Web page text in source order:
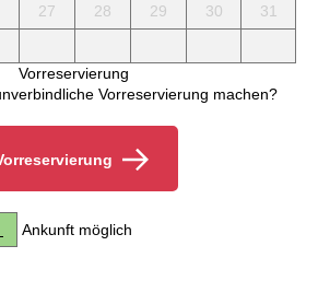
27 28 29 30
31
Vorreservierung
Vorreservierung machen?
Ankunft möglich